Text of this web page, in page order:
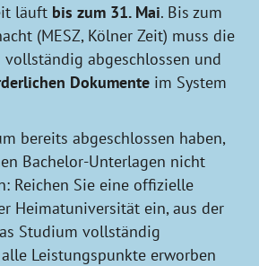
läuft bis zum 31. Mai. Bis zum
(MESZ, Kölner Zeit) muss die
abgeschlossen und
Dokumente im System
bereits abgeschlossen haben,
Bachelor-Unterlagen nicht
Reichen Sie eine offizielle
Heimatuniversität ein, aus der
Studium vollständig
Leistungspunkte erworben